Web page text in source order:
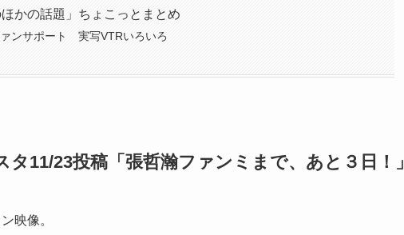
かの話題」ちょこっとまとめ
ンサポート 実写VTRいろいろ
11/23投稿「張哲瀚ファンミまで、あと３日！」
映像。